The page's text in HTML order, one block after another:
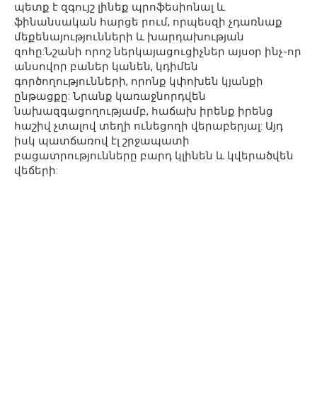
պետք է զգույշ լինեք պրոֆեսիոնալ և
ֆինանսական հարցե րում, որպեսզի չդառնաք
մեքենայությունների և խարդախության
զոհը:Նշանի որոշ ներկայացուցիչներ այսօր ինչ-որ
անսովոր բաներ կանեն, կդիմեն
գործողությունների, որոնք կփոխեն կյանքի
ընթացքը: Նրանք կառաջնորդվեն
նախազգացողությամբ, հաճախ իրենք իրենց
հաշիվ չտալով տեղի ունեցողի վերաբերյալ: Այդ
իսկ պատճառով էլ շրջապատի
բացատրությունները բարդ կլինեն և կվերածվեն
վեճերի: